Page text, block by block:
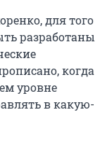
для того
разработаны
когда
уровне
в какую-